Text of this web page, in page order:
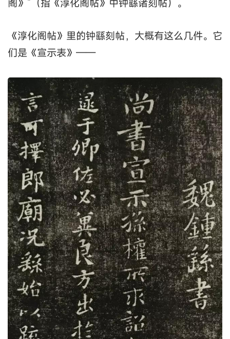
阁》”（指《淳化阁帖》中钟繇诸刻帖）。
《淳化阁帖》里的钟繇刻帖，大概有这么几件。它
们是《宣示表》——